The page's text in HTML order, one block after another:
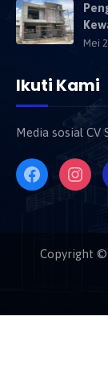
Mei
Ikuti Kami
Media sosial CV
Copyright ©